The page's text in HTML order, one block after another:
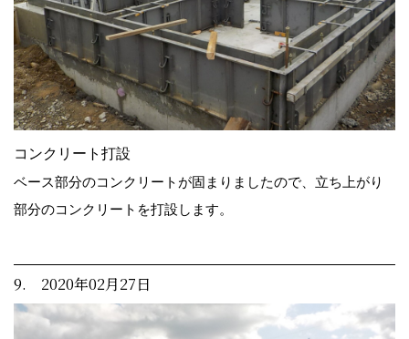
コンクリート打設
ベース部分のコンクリートが固まりましたので、立ち上がり
部分のコンクリートを打設します。
9. 2020年02月27日